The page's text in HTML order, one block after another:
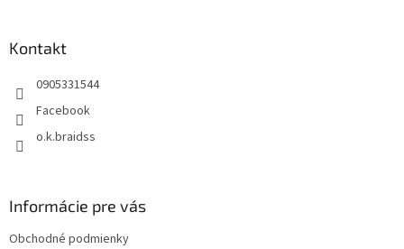
Kontakt
0905331544
Facebook
o.k.braidss
Informácie pre vás
Obchodné podmienky